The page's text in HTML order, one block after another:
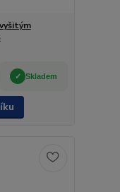
Skladem